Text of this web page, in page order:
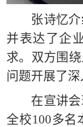
张诗忆
并表达了企
求。双方围
问题开展了深
在宣讲
全校100多名